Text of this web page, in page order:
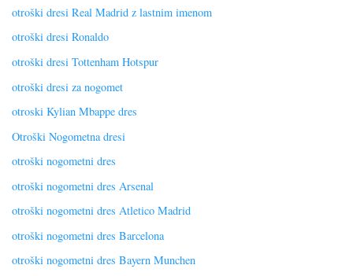
otroški dresi Real Madrid z lastnim imenom
otroški dresi Ronaldo
otroški dresi Tottenham Hotspur
otroški dresi za nogomet
otroski Kylian Mbappe dres
Otroški Nogometna dresi
otroški nogometni dres
otroški nogometni dres Arsenal
otroški nogometni dres Atletico Madrid
otroški nogometni dres Barcelona
otroški nogometni dres Bayern Munchen